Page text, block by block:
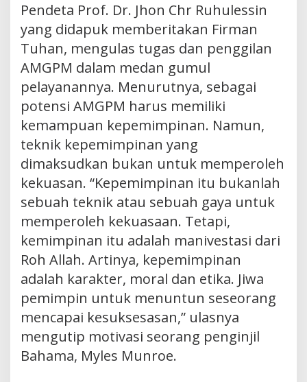
Pendeta Prof. Dr. Jhon Chr Ruhulessin
yang didapuk memberitakan Firman
Tuhan, mengulas tugas dan penggilan
AMGPM dalam medan gumul
pelayanannya. Menurutnya, sebagai
potensi AMGPM harus memiliki
kemampuan kepemimpinan. Namun,
teknik kepemimpinan yang
dimaksudkan bukan untuk memperoleh
kekuasan. “Kepemimpinan itu bukanlah
sebuah teknik atau sebuah gaya untuk
memperoleh kekuasaan. Tetapi,
kemimpinan itu adalah manivestasi dari
Roh Allah. Artinya, kepemimpinan
adalah karakter, moral dan etika. Jiwa
pemimpin untuk menuntun seseorang
mencapai kesuksesasan,” ulasnya
mengutip motivasi seorang penginjil
Bahama, Myles Munroe.